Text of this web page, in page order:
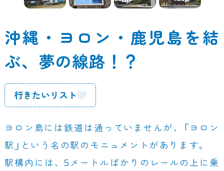
沖縄・ヨロン・鹿児島を結
ぶ、夢の線路！？
行きたいリスト
ヨロン島には鉄道は通っていませんが、「ヨロン
駅」という名の駅のモニュメントがあります。
駅構内には、5メートルばかりのレールの上に乗